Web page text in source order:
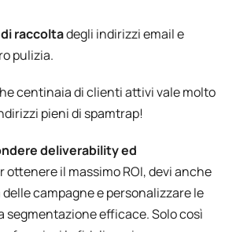
raccoltadegli indirizzi email e
pulizia.
centinaia di clienti attivi vale molto
pieni di spamtrap!
deliverability ed
ottenere il massimo ROI, devi anche
campagne e personalizzare le
segmentazione efficace. Solo così